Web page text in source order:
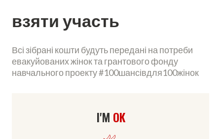
взяти участь
Всі зібрані кошти будуть передані на потреби
евакуйованих жінок та грантового фонду
навчального проекту #100шансівдля100жінок
I'M OK